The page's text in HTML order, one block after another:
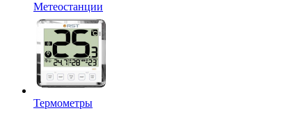
Метеостанции
Термометры